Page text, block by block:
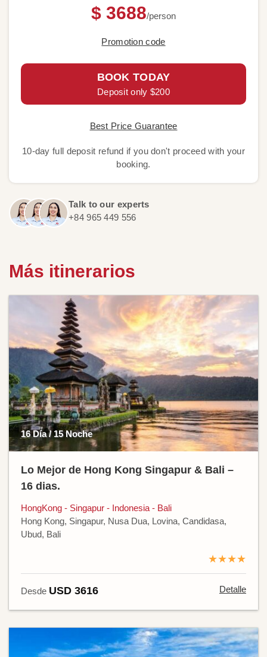
$ 3688/person
Promotion code
BOOK TODAY
Deposit only $200
Best Price Guarantee
10-day full deposit refund if you don't proceed with your
booking.
Talk to our experts
+84 965 449 556
Más itinerarios
16 Día / 15 Noche
Lo Mejor de Hong Kong Singapur & Bali –
16 dias.
HongKong - Singapur - Indonesia - Bali
Hong Kong, Singapur, Nusa Dua, Lovina, Candidasa,
Ubud, Bali
★★★★
Desde USD 3616 Detalle